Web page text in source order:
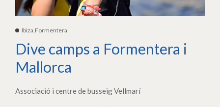
Ibiza,Formentera
Dive camps a Formentera i
Mallorca
Associació i centre de busseig Vellmarí